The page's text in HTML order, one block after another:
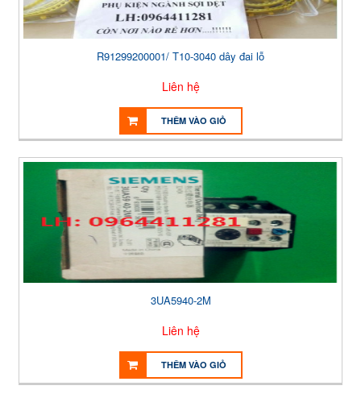
R91299200001/ T10-3040 dây đai lỗ
Liên hệ
THÊM VÀO GIỎ
3UA5940-2M
Liên hệ
THÊM VÀO GIỎ